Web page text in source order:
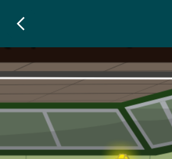
De Commandobunker